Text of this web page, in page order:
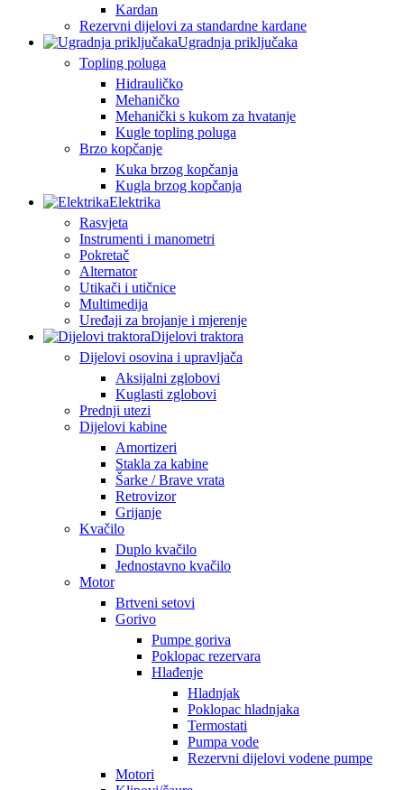
Kardan
Rezervni dijelovi za standardne kardane
Ugradnja priključaka
Topling poluga
Hidrauličko
Mehaničko
Mehanički s kukom za hvatanje
Kugle topling poluga
Brzo kopčanje
Kuka brzog kopčanja
Kugla brzog kopčanja
Elektrika
Rasvjeta
Instrumenti i manometri
Pokretač
Alternator
Utikači i utičnice
Multimedija
Uređaji za brojanje i mjerenje
Dijelovi traktora
Dijelovi osovina i upravljača
Aksijalni zglobovi
Kuglasti zglobovi
Prednji utezi
Dijelovi kabine
Amortizeri
Stakla za kabine
Šarke / Brave vrata
Retrovizor
Grijanje
Kvačilo
Duplo kvačilo
Jednostavno kvačilo
Motor
Brtveni setovi
Gorivo
Pumpe goriva
Poklopac rezervara
Hlađenje
Hladnjak
Poklopac hladnjaka
Termostati
Pumpa vode
Rezervni dijelovi vodene pumpe
Motori